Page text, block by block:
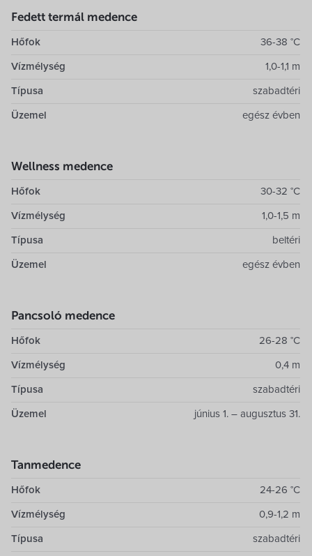
Fedett termál medence
Hőfok 36-38 °C
Vízmélység 1,0-1,1 m
Típusa szabadtéri
Üzemel egész évben
Wellness medence
Hőfok 30-32 °C
Vízmélység 1,0-1,5 m
Típusa beltéri
Üzemel egész évben
Pancsoló medence
Hőfok 26-28 °C
Vízmélység 0,4 m
Típusa szabadtéri
Üzemel június 1. – augusztus 31.
Tanmedence
Hőfok 24-26 °C
Vízmélység 0,9-1,2 m
Típusa szabadtéri